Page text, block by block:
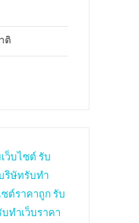
ติ
ว็บไซต์ รับ
ริษัทรับทำ
ซต์ราคาถูก รับ
บทำเว็บราคา